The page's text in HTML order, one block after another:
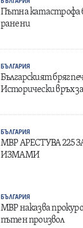
БЪЛГАРИЯ
Пътна катастрофа
ранени
БЪЛГАРИЯ
Българският бряг
Исторически връх
БЪЛГАРИЯ
МВР АРЕСТУВА 225
ИЗМАМИ
БЪЛГАРИЯ
МВР наказва
пътен произвол